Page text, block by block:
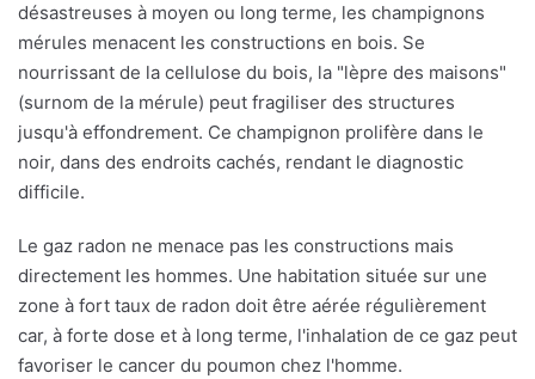
désastreuses à moyen ou long terme, les champignons
mérules menacent les constructions en bois. Se
nourrissant de la cellulose du bois, la "lèpre des maisons"
(surnom de la mérule) peut fragiliser des structures
jusqu'à effondrement. Ce champignon prolifère dans le
noir, dans des endroits cachés, rendant le diagnostic
difficile.
Le gaz radon ne menace pas les constructions mais
directement les hommes. Une habitation située sur une
zone à fort taux de radon doit être aérée régulièrement
car, à forte dose et à long terme, l'inhalation de ce gaz peut
favoriser le cancer du poumon chez l'homme.